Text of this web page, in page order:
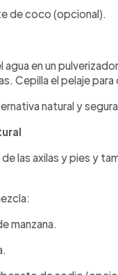
de coco (opcional).
agua en un
Cepilla el pelaje
natural y
de las axilas y pies y
manzana.